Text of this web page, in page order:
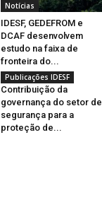
Notícias
IDESF, GEDEFROM e
DCAF desenvolvem
estudo na faixa de
fronteira do...
Publicações IDESF
Contribuição da
governança do setor de
segurança para a
proteção de...